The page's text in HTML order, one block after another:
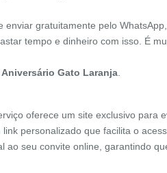
gratuitamente pelo
tempo e dinheiro com isso. É
Gato Laranja
oferece um site exclusivo para
personalizado que facilita o
ao seu convite online, garantindo